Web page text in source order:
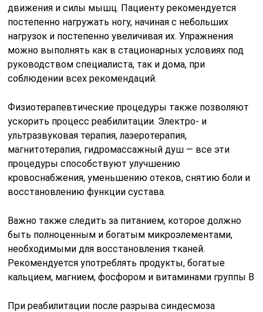
движения и силы мышц. Пациенту рекомендуется
постепенно нагружать ногу, начиная с небольших
нагрузок и постепенно увеличивая их. Упражнения
можно выполнять как в стационарных условиях под
руководством специалиста, так и дома, при
соблюдении всех рекомендаций.
Физиотерапевтические процедуры также позволяют
ускорить процесс реабилитации. Электро- и
ультразвуковая терапия, лазеротерапия,
магнитотерапия, гидромассажный душ — все эти
процедуры способствуют улучшению
кровоснабжения, уменьшению отеков, снятию боли и
восстановлению функции сустава.
Важно также следить за питанием, которое должно
быть полноценным и богатым микроэлементами,
необходимыми для восстановления тканей.
Рекомендуется употреблять продукты, богатые
кальцием, магнием, фосфором и витаминами группы B
При реабилитации после разрыва синдесмоза